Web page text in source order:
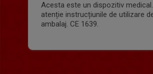
Acesta este un dispozitiv
atenție instrucțiunile de utilizare
ambalaj. CE 1639.